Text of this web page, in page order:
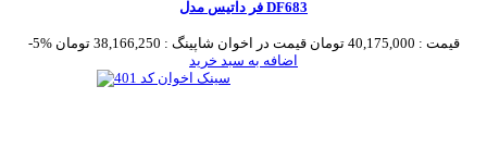
فر داتیس مدل DF683
-5% قیمت : 40,175,000 تومان قیمت در اخوان شاپینگ : 38,166,250 تومان
اضافه به سبد خرید